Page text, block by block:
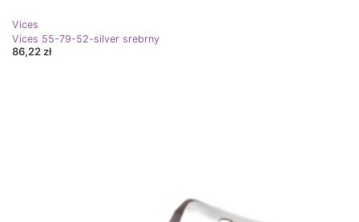
Vices
Vices 55-79-52-silver srebrny
86,22 zł